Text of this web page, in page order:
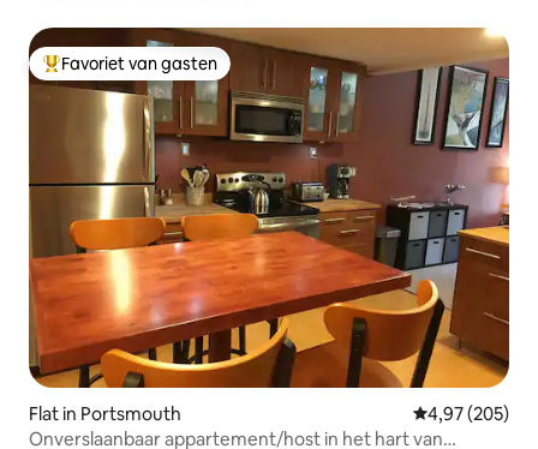
Topfavoriet van gasten
Favoriet van gasten
Flat in Portsmouth Gemiddelde
4,97 (205)
Onverslaanbaar appartement/host in het hart van